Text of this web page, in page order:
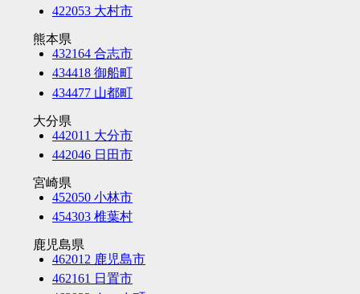
422053 大村市
熊本県
432164 合志市
434418 御船町
434477 山都町
大分県
442011 大分市
442046 日田市
宮崎県
452050 小林市
454303 椎葉村
鹿児島県
462012 鹿児島市
462161 日置市